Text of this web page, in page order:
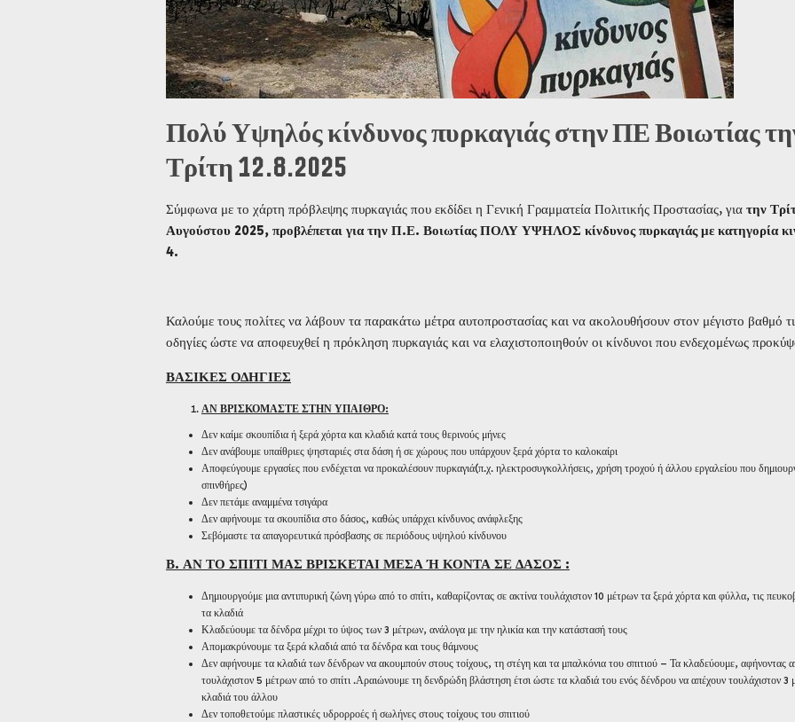
Πολύ Υψηλός κίνδυνος πυρκαγιάς στην ΠΕ Βοιωτίας
Τρίτη 12.8.2025
Σύμφωνα με το χάρτη πρόβλεψης πυρκαγιάς που εκδίδει η Γενική Γραμματεία Πολιτικής Προστασίας, για την
Αυγούστου 2025, προβλέπεται για την Π.Ε. Βοιωτίας ΠΟΛΥ ΥΨΗΛΟΣ κίνδυνος πυρκαγιάς με κατηγορία
4.
Καλούμε τους πολίτες να λάβουν τα παρακάτω μέτρα αυτοπροστασίας και να ακολουθήσουν στον μέγιστο βαθμό
οδηγίες ώστε να αποφευχθεί η πρόκληση πυρκαγιάς και να ελαχιστοποιηθούν οι κίνδυνοι που ενδεχομένως
ΒΑΣΙΚΕΣ ΟΔΗΓΙΕΣ
ΑΝ ΒΡΙΣΚΟΜΑΣΤΕ ΣΤΗΝ ΥΠΑΙΘΡΟ:
Δεν καίμε σκουπίδια ή ξερά χόρτα και κλαδιά κατά τους θερινούς μήνες
Δεν ανάβουμε υπαίθριες ψησταριές στα δάση ή σε χώρους που υπάρχουν ξερά χόρτα το καλοκαίρι
Αποφεύγουμε εργασίες που ενδέχεται να προκαλέσουν πυρκαγιά(π.χ. ηλεκτροσυγκολλήσεις, χρήση τροχού ή άλλου εργαλείου που
σπινθήρες)
Δεν πετάμε αναμμένα τσιγάρα
Δεν αφήνουμε τα σκουπίδια στο δάσος, καθώς υπάρχει κίνδυνος ανάφλεξης
Σεβόμαστε τα απαγορευτικά πρόσβασης σε περιόδους υψηλού κίνδυνου
Β. ΑΝ ΤΟ ΣΠΙΤΙ ΜΑΣ ΒΡΙΣΚΕΤΑΙ ΜΕΣΑ Ή ΚΟΝΤΑ ΣΕ ΔΑΣΟΣ :
Δημιουργούμε μια αντιπυρική ζώνη γύρω από το σπίτι, καθαρίζοντας σε ακτίνα τουλάχιστον 10 μέτρων τα ξερά χόρτα και φύλλα, τις
τα κλαδιά
Κλαδεύουμε τα δένδρα μέχρι το ύψος των 3 μέτρων, ανάλογα με την ηλικία και την κατάστασή τους
Απομακρύνουμε τα ξερά κλαδιά από τα δένδρα και τους θάμνους
Δεν αφήνουμε τα κλαδιά των δένδρων να ακουμπούν στους τοίχους, τη στέγη και τα μπαλκόνια του σπιτιού – Τα κλαδεύουμε, αφήνοντας
τουλάχιστον 5 μέτρων από το σπίτι .Αραιώνουμε τη δενδρώδη βλάστηση έτσι ώστε τα κλαδιά του ενός δένδρου να απέχουν τουλάχιστον 3
κλαδιά του άλλου
Δεν τοποθετούμε πλαστικές υδρορροές ή σωλήνες στους τοίχους του σπιτιού